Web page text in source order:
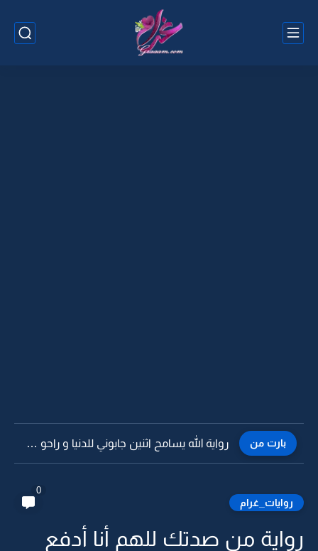
بارت من رواية الله يسامح اثنين جابوني للدنيا و راحو و خلوني...
روايات_غرام
0
رواية من صدتك للهم أنا أدفع